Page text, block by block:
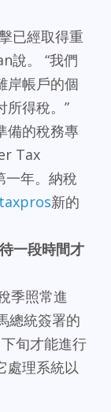
已經取得重
說。 “我們
岸帳戶的個
所得稅。”
備的稅務專
Tax
年。納稅
新的
一段時間才
季照常進
總統簽署的
旬才能進行
處理系統以